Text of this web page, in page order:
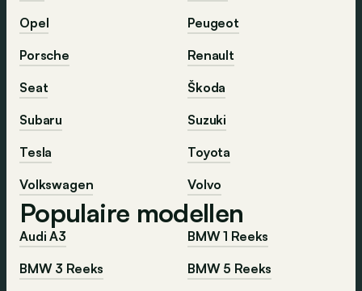
Opel
Peugeot
Porsche
Renault
Seat
Škoda
Subaru
Suzuki
Tesla
Toyota
Volkswagen
Volvo
Populaire modellen
Audi A3
BMW 1 Reeks
BMW 3 Reeks
BMW 5 Reeks